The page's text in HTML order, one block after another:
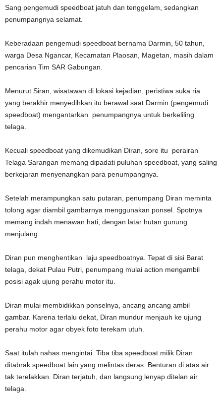
Sang pengemudi speedboat jatuh dan tenggelam, sedangkan
penumpangnya selamat.
Keberadaan pengemudi speedboat bernama Darmin, 50 tahun,
warga Desa Ngancar, Kecamatan Plaosan, Magetan, masih dalam
pencarian Tim SAR Gabungan.
Menurut Siran, wisatawan di lokasi kejadian, peristiwa suka ria
yang berakhir menyedihkan itu berawal saat Darmin (pengemudi
speedboat) mengantarkan penumpangnya untuk berkeliling
telaga.
Kecuali speedboat yang dikemudikan Diran, sore itu perairan
Telaga Sarangan memang dipadati puluhan speedboat, yang saling
berkejaran menyenangkan para penumpangnya.
Setelah merampungkan satu putaran, penumpang Diran meminta
tolong agar diambil gambarnya menggunakan ponsel. Spotnya
memang indah menawan hati, dengan latar hutan gunung
menjulang.
Diran pun menghentikan laju speedboatnya. Tepat di sisi Barat
telaga, dekat Pulau Putri, penumpang mulai action mengambil
posisi agak ujung perahu motor itu.
Diran mulai membidikkan ponselnya, ancang ancang ambil
gambar. Karena terlalu dekat, Diran mundur menjauh ke ujung
perahu motor agar obyek foto terekam utuh.
Saat itulah nahas mengintai. Tiba tiba speedboat milik Diran
ditabrak speedboat lain yang melintas deras. Benturan di atas air
tak terelakkan. Diran terjatuh, dan langsung lenyap ditelan air
telaga.